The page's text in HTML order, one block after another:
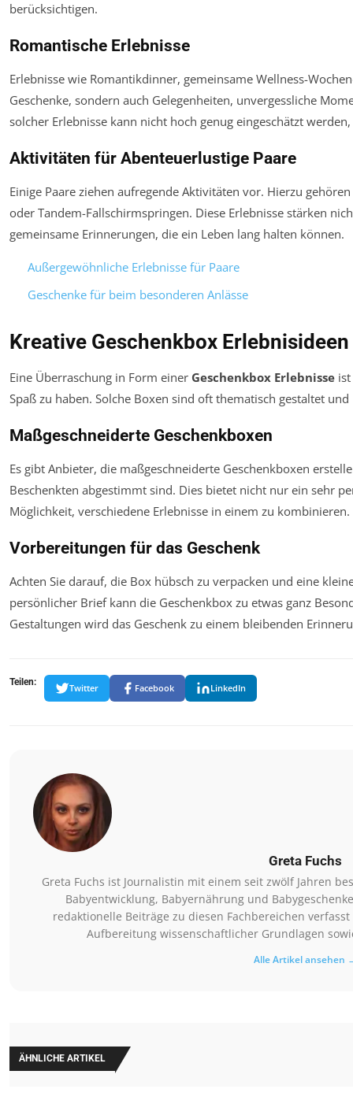
berücksichtigen.
Romantische Erlebnisse
Erlebnisse wie Romantikdinner, gemeinsame Wellness-
Geschenke, sondern auch Gelegenheiten, unvergessliche
solcher Erlebnisse kann nicht hoch genug eingeschätzt
Aktivitäten für Abenteuerlustige Paare
Einige Paare ziehen aufregende Aktivitäten vor. Hierzu
oder Tandem-Fallschirmspringen. Diese Erlebnisse stärken
gemeinsame Erinnerungen, die ein Leben lang halten können.
Außergewöhnliche Erlebnisse für Paare
Geschenke für beim besonderen Anlässe
Kreative Geschenkbox Erlebnisideen
Eine Überraschung in Form einer Geschenkbox Erlebnisse
Spaß zu haben. Solche Boxen sind oft thematisch gestaltet
Maßgeschneiderte Geschenkboxen
Es gibt Anbieter, die maßgeschneiderte Geschenkboxen
Beschenkten abgestimmt sind. Dies bietet nicht nur ein sehr
Möglichkeit, verschiedene Erlebnisse in einem zu kombinieren.
Vorbereitungen für das Geschenk
Achten Sie darauf, die Box hübsch zu verpacken und eine
persönlicher Brief kann die Geschenkbox zu etwas ganz
Gestaltungen wird das Geschenk zu einem bleibenden
Teilen:
Twitter Facebook LinkedIn
Greta Fuchs
Greta Fuchs ist Journalistin mit einem seit zwölf Jahren
Babyentwicklung, Babyernährung und
redaktionelle Beiträge zu diesen Fachbereichen
Aufbereitung wissenschaftlicher Grundlagen
Alle Artikel ansehen
ÄHNLICHE ARTIKEL